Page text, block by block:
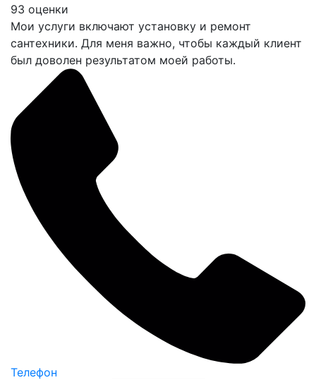
93 оценки
Мои услуги включают установку и ремонт
сантехники. Для меня важно, чтобы каждый клиент
был доволен результатом моей работы.
Телефон